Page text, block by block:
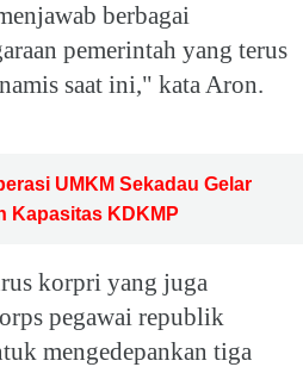
berbagai
pemerintah yang terus
saat ini," kata Aron.
UMKM Sekadau Gelar
Kapasitas KDKMP
korpri yang juga
pegawai republik
mengedepankan tiga